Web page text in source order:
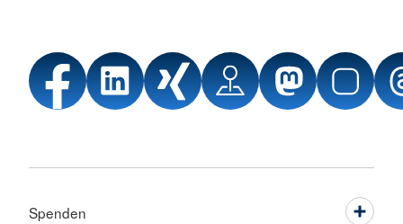
Spenden